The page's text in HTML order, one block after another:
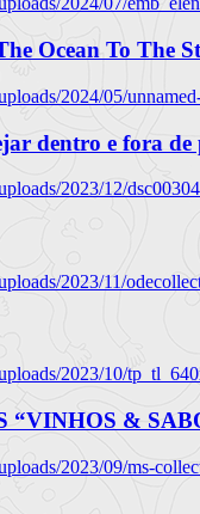
Ocean To The
2024/05/
dentro e fora de
2023/12/
2023/11/
2023/10/
“VINHOS &
2023/09/ms-